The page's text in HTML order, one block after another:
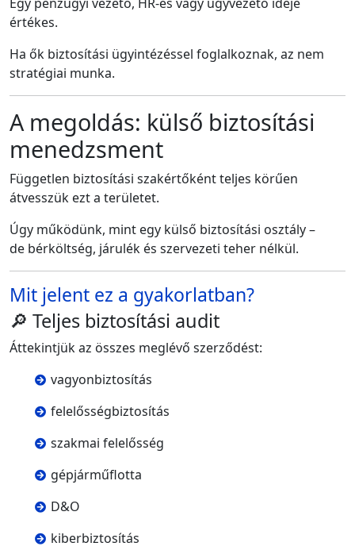
Egy pénzügyi vezető, HR-es vagy ügyvezető ideje
értékes.
Ha ők biztosítási ügyintézéssel foglalkoznak, az nem
stratégiai munka.
A megoldás: külső biztosítási
menedzsment
Független biztosítási szakértőként teljes körűen
átvesszük ezt a területet.
Úgy működünk, mint egy külső biztosítási osztály –
de bérköltség, járulék és szervezeti teher nélkül.
Mit jelent ez a gyakorlatban?
🔎 Teljes biztosítási audit
Áttekintjük az összes meglévő szerződést:
vagyonbiztosítás
felelősségbiztosítás
szakmai felelősség
gépjárműflotta
D&O
kiberbiztosítás